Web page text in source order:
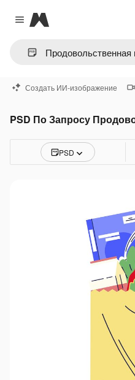
Close menu
Magnific
Создать ИИ-изображение
PSD